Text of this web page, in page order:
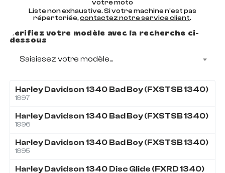
votre moto
Liste non exhaustive. Si votre machine n'est pas
répertoriée,contactez notre service client.
Vérifiez votre modèle avec la recherche ci-
dessous
Saisissez votre modèle...
Harley Davidson 1340 Bad Boy (FXSTSB 1340)
1997
Harley Davidson 1340 Bad Boy (FXSTSB 1340)
1996
Harley Davidson 1340 Bad Boy (FXSTSB 1340)
1995
Harley Davidson 1340 Disc Glide (FXRD 1340)